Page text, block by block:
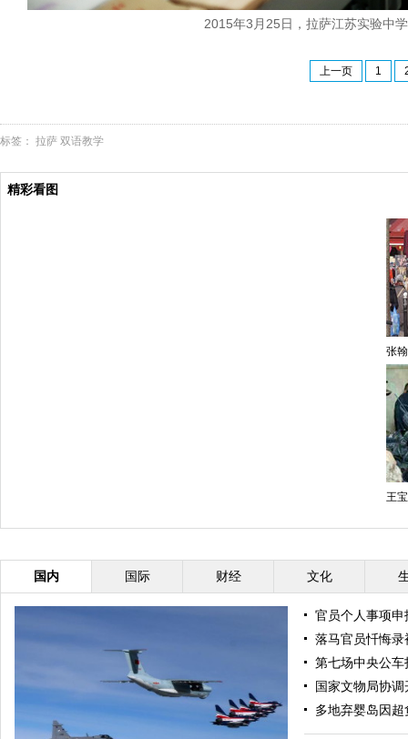
2015年3月25日，拉萨江苏实验中
上一页 1
标签： 拉萨 双语教学
精彩看图
张
王
国内 国际 财经 文化
官员个人事项
落马官员忏悔
第七场中央公
国家文物局协
多地弃婴岛因